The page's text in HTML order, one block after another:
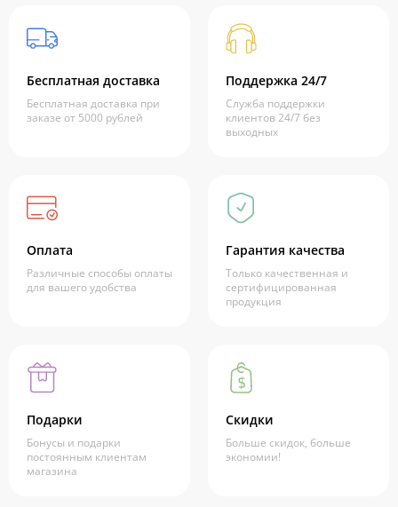
Бесплатная доставка
Бесплатная доставка при
заказе от 5000 рублей
Поддержка 24/7
Служба поддержки
клиентов 24/7 без
выходных
Оплата
Различные способы оплаты
для вашего удобства
Гарантия качества
Только качественная и
сертифицированная
продукция
Подарки
Бонусы и подарки
постоянным клиентам
магазина
Скидки
Больше скидок, больше
экономии!